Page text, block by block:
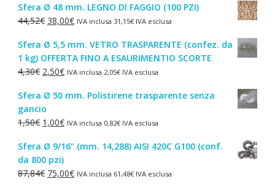
Sfera Ø 48 mm. LEGNO DI FAGGIO (100 PZI)
44,52€ Il
originale
era:
44,52€.
38,00€Il
attuale
è:
38,00€.
IVA inclusa 31,15€IVA esclusa
Sfera Ø 5,5 mm. VETRO TRASPARENTE (confez. da
1 kg) OFFERTA FINO A ESAURIMENTIO SCORTE
4,30€ Il
originale
era:
4,30€.
2,50€Il
attuale
2,50€.
IVA inclusa 2,05€IVA esclusa
Sfera Ø 50 mm. Polistirene trasparente senza
gancio
1,50€ Il
originale
era:
1,50€.
1,00€Il
attuale
è:
1,00€.
IVA inclusa 0,82€IVA esclusa
Sfera Ø 9/16" (mm. 14,288) AISI 420C G100 (conf.
da 800 pzi)
87,84€ Il
75,00€IlIVA inclusa 61,48€IVA esclusa